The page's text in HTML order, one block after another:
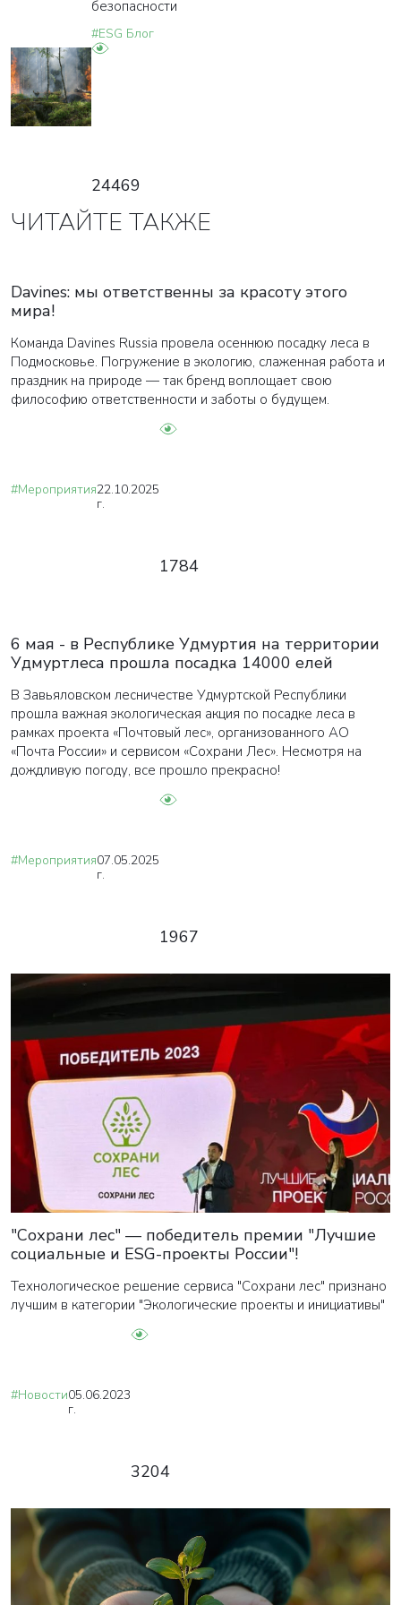
безопасности
#ESG Блог
24469
ЧИТАЙТЕ ТАКЖЕ
Davines: мы ответственны за красоту этого
мира!
Команда Davines Russia провела осеннюю посадку леса в
Подмосковье. Погружение в экологию, слаженная работа и
праздник на природе — так бренд воплощает свою
философию ответственности и заботы о будущем.
#Мероприятия22.10.2025
г.
1784
6 мая - в Республике Удмуртия на территории
Удмуртлеса прошла посадка 14000 елей
В Завьяловском лесничестве Удмуртской Республики
прошла важная экологическая акция по посадке леса в
рамках проекта «Почтовый лес», организованного АО
«Почта России» и сервисом «Сохрани Лес». Несмотря на
дождливую погоду, все прошло прекрасно!
#Мероприятия07.05.2025
г.
1967
"Сохрани лес" — победитель премии "Лучшие
социальные и ESG-проекты России"!
Технологическое решение сервиса "Сохрани лес" признано
лучшим в категории "Экологические проекты и инициативы"
#Новости05.06.2023
г.
3204